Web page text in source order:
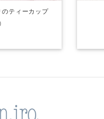
ティーカップ